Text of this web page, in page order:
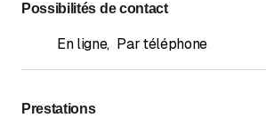
Possibilités de contact
En ligne, Par téléphone
Prestations